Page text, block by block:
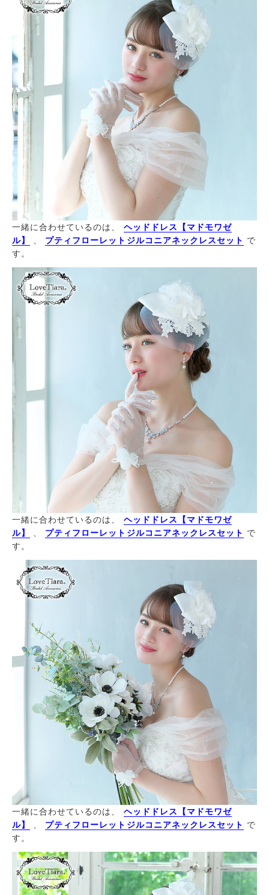
一緒に合わせているのは、
ヘッドドレス【マドモワゼ
ル】
、 プティフローレットジルコニアネックレスセット で
す。
一緒に合わせているのは、
ヘッドドレス【マドモワゼ
ル】
プティフローレットジルコニアネックレスセット で
す。
一緒に合わせているのは、
ヘッドドレス【マドモワゼ
ル】
、 プティフローレットジルコニアネックレスセット で
す。